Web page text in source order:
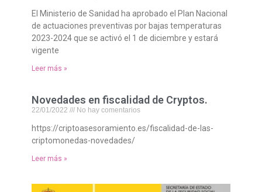
El Ministerio de Sanidad ha aprobado el Plan Nacional
de actuaciones preventivas por bajas temperaturas
2023-2024 que se activó el 1 de diciembre y estará
vigente
Leer más »
Novedades en fiscalidad de Cryptos.
22/01/2022 No hay comentarios
https://criptoasesoramiento.es/fiscalidad-de-las-
criptomonedas-novedades/
Leer más »